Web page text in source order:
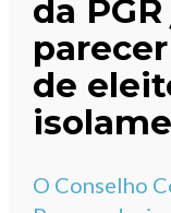
da
de
O Conselho